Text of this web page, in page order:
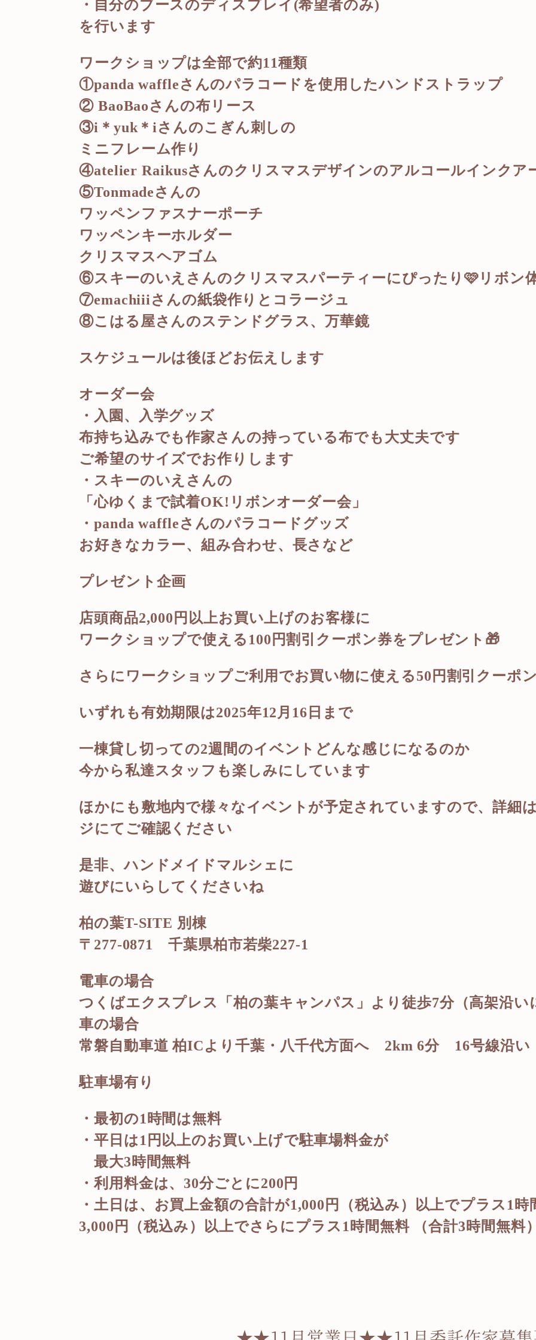
・自分のブースのディスプレイ(希望者のみ)
を行います
ワークショップは全部で約11種類
①panda waffleさんのパラコードを使用したハンドストラップ
② BaoBaoさんの布リース
③i＊yuk＊iさんのこぎん刺しの
ミニフレーム作り
④atelier Raikusさんのクリスマスデザインのアルコールインクア
⑤Tonmadeさんの
ワッペンファスナーポーチ
ワッペンキーホルダー
クリスマスヘアゴム
⑥スキーのいえさんのクリスマスパーティーにぴったり🩷リボン
⑦emachiiiさんの紙袋作りとコラージュ
⑧こはる屋さんのステンドグラス、万華鏡
スケジュールは後ほどお伝えします
オーダー会
・入園、入学グッズ
布持ち込みでも作家さんの持っている布でも大丈夫です
ご希望のサイズでお作りします
・スキーのいえさんの
「心ゆくまで試着OK!リボンオーダー会」
・panda waffleさんのパラコードグッズ
お好きなカラー、組み合わせ、長さなど
プレゼント企画
店頭商品2,000円以上お買い上げのお客様に
ワークショップで使える100円割引クーポン券をプレゼント🎁
さらにワークショップご利用でお買い物に使える50円割引クーポ
いずれも有効期限は2025年12月16日まで
一棟貸し切っての2週間のイベント どんな感じになるのか
今から私達スタッフも楽しみにしています
ほかにも敷地内で様々なイベントが予定されていますので、詳細
ジにてご確認ください
是非、ハンドメイドマルシェに
遊びにいらしてくださいね
柏の葉T-SITE 別棟
〒277-0871
千葉県柏市若柴227-1
電車の場合
つくばエクスプレス「柏の葉キャンパス」より徒歩7分（高架沿い
車の場合
常磐自動車道 柏ICより千葉・八千代方面へ 2km 6分 16号線沿い
駐車場有り
・最初の1 時間は無料
・平日は1 円以上のお買い上げで駐車場料金が
最大3時間無料
・利用料金は、 30分ごとに200 円
・土日は、お買上金額の合計が1,000 円（税込み）以上でプラス 1 時
3,000 円（税込み）以上でさらにプラス 1 時間無料 （合計3時間無料